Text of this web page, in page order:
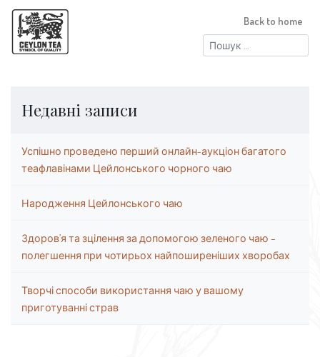
Пошук:
Back to home
Недавні записи
Успішно проведено перший онлайн-аукціон багатого
теафлавінами Цейлонського чорного чаю
Народження Цейлонського чаю
Здоров’я та зцілення за допомогою зеленого чаю –
полегшення при чотирьох найпоширеніших хворобах
Творчі способи використання чаю у вашому
приготуванні страв